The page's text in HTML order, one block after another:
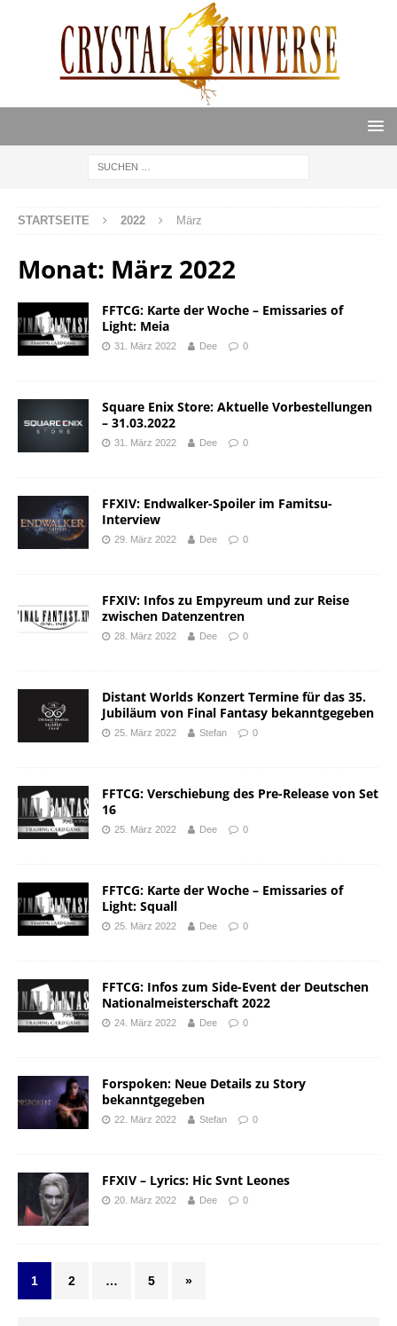
STARTSEITE 2022 März
Monat: März 2022
FFTCG: Karte der Woche – Emissaries of
Light: Meia
31. März 2022 Dee 0
Square Enix Store: Aktuelle Vorbestellungen
– 31.03.2022
31. März 2022 Dee 0
FFXIV: Endwalker-Spoiler im Famitsu-
Interview
29. März 2022 Dee 0
FFXIV: Infos zu Empyreum und zur Reise
zwischen Datenzentren
28. März 2022 Dee 0
Distant Worlds Konzert Termine für das 35.
Jubiläum von Final Fantasy bekanntgegeben
25. März 2022 Stefan 0
FFTCG: Verschiebung des Pre-Release von Set
16
25. März 2022 Dee 0
FFTCG: Karte der Woche – Emissaries of
Light: Squall
25. März 2022 Dee 0
FFTCG: Infos zum Side-Event der Deutschen
Nationalmeisterschaft 2022
24. März 2022 Dee 0
Forspoken: Neue Details zu Story
bekanntgegeben
22. März 2022 Stefan 0
FFXIV – Lyrics: Hic Svnt Leones
20. März 2022 Dee 0
1 2 … 5 »